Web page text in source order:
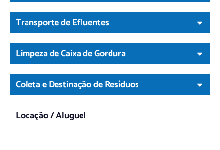
Transporte de Efluentes
Limpeza de Caixa de Gordura
Coleta e Destinação de Resíduos
Locação / Aluguel